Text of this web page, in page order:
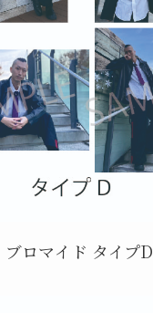
ブロマイド タイプD